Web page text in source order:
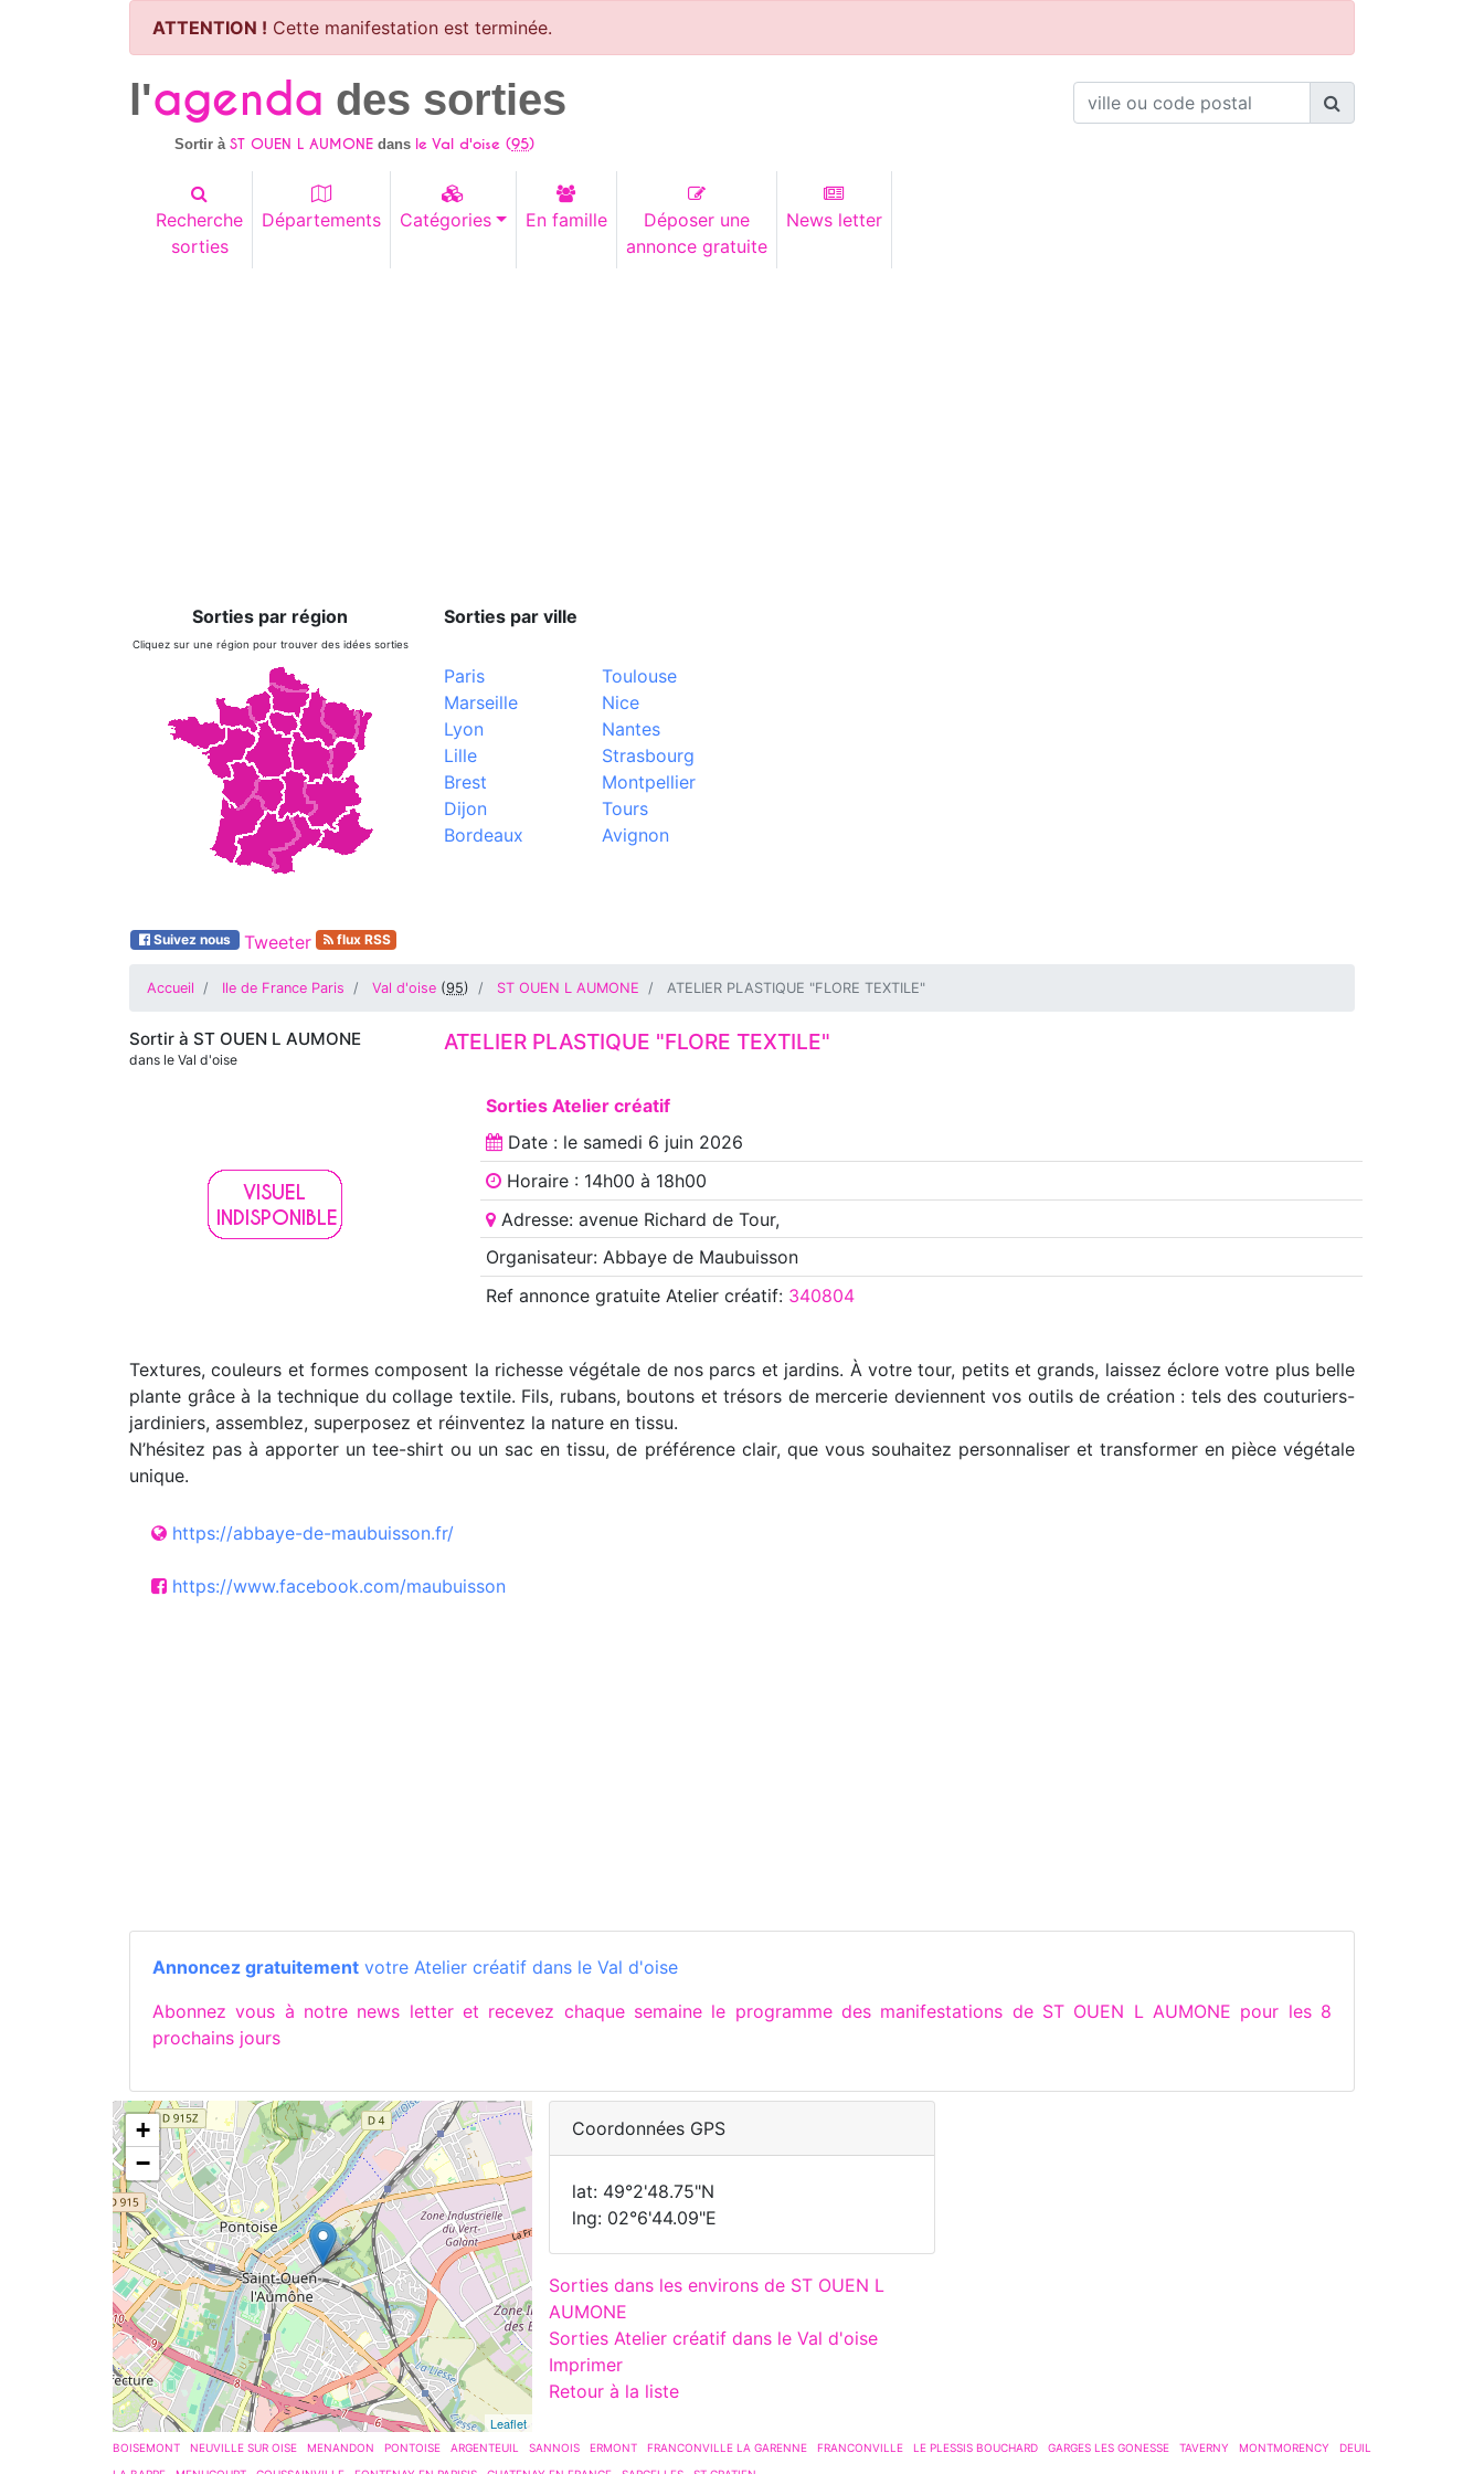
ATTENTION ! Cette manifestation est terminée.
l'agenda des sorties
Sortir àST OUEN L AUMONE dans le Val d'oise (95)
Recherche
sorties
Départements Catégories En famille
Déposer une
annonce gratuite
News letter
Sorties par région
Cliquez sur une région pour trouver des idées sorties
Sorties par ville
Paris
Marseille
Lyon
Lille
Brest
Dijon
Bordeaux
Toulouse
Nice
Nantes
Strasbourg
Montpellier
Tours
Avignon
Suivez nous Tweeter flux RSS
Accueil Ile de France Paris Val d'oise (95) ST OUEN L AUMONE ATELIER PLASTIQUE "FLORE TEXTILE"
Sortir à ST OUEN L AUMONE
dans le Val d'oise
ATELIER PLASTIQUE "FLORE TEXTILE"
Sorties Atelier créatif
Date : le samedi 6 juin 2026
Horaire : 14h00 à 18h00
Adresse: avenue Richard de Tour,
Organisateur: Abbaye de Maubuisson
Ref annoncegratuite Atelier créatif: 340804
Textures, couleurs et formes composent la richesse végétale de nos parcs et jardins. À votre tour, petits et grands, laissez éclore votre plus belle
plante grâce à la technique du collage textile. Fils, rubans, boutons et trésors de mercerie deviennent vos outils de création : tels des couturiers-
jardiniers, assemblez, superposez et réinventez la nature en tissu.
N’hésitez pas à apporter un tee-shirt ou un sac en tissu, de préférence clair, que vous souhaitez personnaliser et transformer en pièce végétale
unique.
https://abbaye-de-maubuisson.fr/
https://www.facebook.com/maubuisson
Annoncez gratuitement votre Atelier créatif dans le Val d'oise
Abonnez vous à notre news letter et recevez chaque semaine le programme des manifestations de ST OUEN L AUMONE pour les 8
prochains jours
+
−
Leaflet
Coordonnées GPS
lat: 49°2'48.75"N
lng: 02°6'44.09"E
Sorties dans les environs de ST OUEN L
AUMONE
Sorties Atelier créatif dans le Val d'oise
Imprimer
Retour à la liste
BOISEMONT NEUVILLE SUR OISE MENANDON PONTOISE ARGENTEUIL SANNOIS ERMONT FRANCONVILLE LA GARENNE FRANCONVILLE LE PLESSIS BOUCHARD GARGES LES GONESSE TAVERNY MONTMORENCY
DEUIL